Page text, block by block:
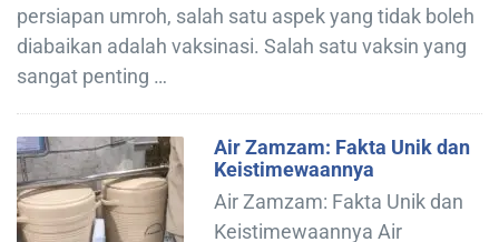
persiapan umroh, salah satu aspek yang tidak boleh
diabaikan adalah vaksinasi. Salah satu vaksin yang
sangat penting …
Air Zamzam: Fakta Unik dan
Keistimewaannya
Air Zamzam: Fakta Unik dan
Keistimewaannya Air